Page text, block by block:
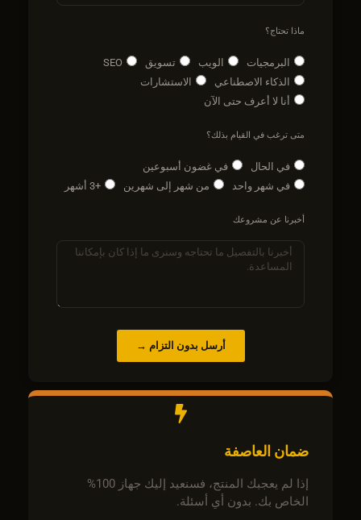
ماذا تحتاج؟
البرمجيات الويب تسويق
SEO
الذكاء الاصطناعي
الاستشارات
أنا لا أعرف حتى الآن
متى ترغب في القيام بذلك؟
في الحال
في غضون أسبوعين
في شهر واحد
من شهر إلى شهرين +3 أشهر
أخبرنا عن مشروعك
أرسل بدون التزام →
ضمان العاصفة
إذا لم يعجبك المنتج، فسنعيد إليك جهاز 100%
الخاص بك. بدون أي أسئلة.